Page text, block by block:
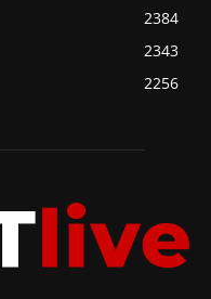
2384
2343
2256